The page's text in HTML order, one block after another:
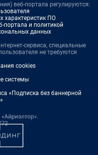
веб-портала регулируются:
характеристик ПО
портала и политикой
данных
сервиса, специальные
не требуются
cookies
системы
«Подписка без баннерной